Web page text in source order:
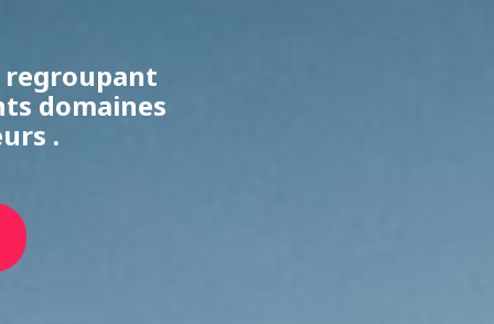
regroupant
domaines
.